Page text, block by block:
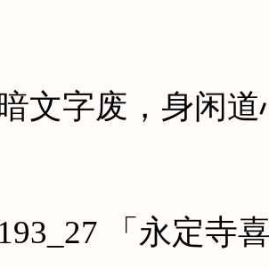
字废，身闲道
「永定寺喜